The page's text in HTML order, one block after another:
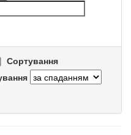
| Сортування